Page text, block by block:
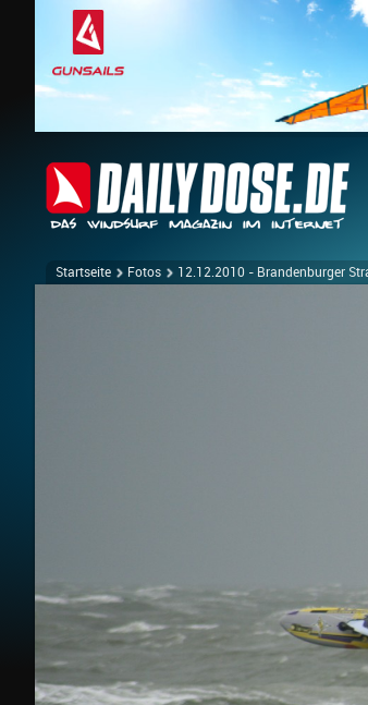
Startseite Fotos 12.12.2010 - Brandenburger